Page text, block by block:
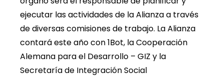
ejecutar las actividades de la Alianza a través
de diversas comisiones de trabajo. La Alianza
contará este año con 1Bot, la Cooperación
Alemana para el Desarrollo – GIZ y la
Secretaría de Integración Social